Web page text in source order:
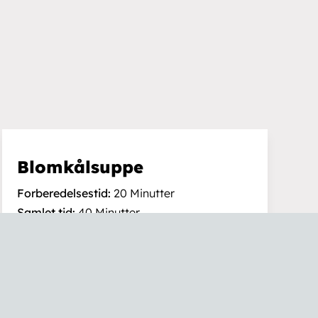
Blomkålsuppe
Forberedelsestid: 20 Minutter
Samlet tid:40 Minutter